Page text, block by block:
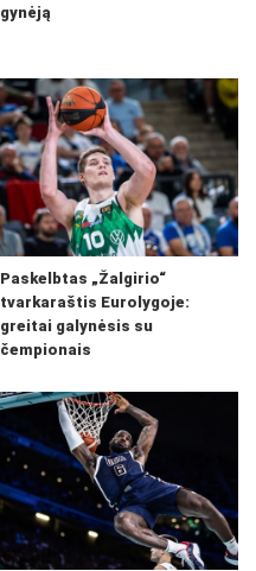
gynėją
Paskelbtas „Žalgirio“
tvarkaraštis Eurolygoje:
greitai galynėsis su
čempionais